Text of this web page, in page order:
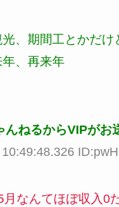
、期間工とかだけ
、再来年
んねるからVIPがお
なんてほぼ収入0